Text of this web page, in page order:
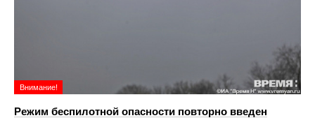
Внимание!
Режим беспилотной опасности повторно введен